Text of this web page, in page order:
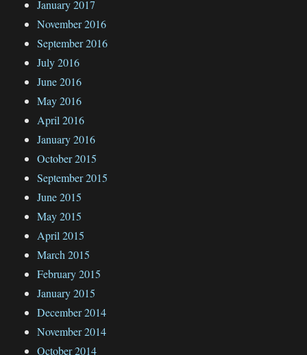
January 2017
November 2016
September 2016
July 2016
June 2016
May 2016
April 2016
January 2016
October 2015
September 2015
June 2015
May 2015
April 2015
March 2015
February 2015
January 2015
December 2014
November 2014
October 2014